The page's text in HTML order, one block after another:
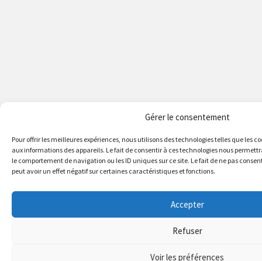
Gérer le consentement
Pour offrir les meilleures expériences, nous utilisons des technologies telles que les
aux informations des appareils. Le fait de consentir à ces technologies nous
le comportement de navigation ou les ID uniques sur ce site. Le fait de ne pas
peut avoir un effet négatif sur certaines caractéristiques et fonctions.
Accepter
Refuser
Voir les préférences
Conformité à la loi RGPD